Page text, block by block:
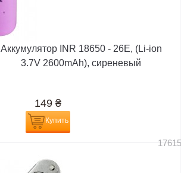
Аккумулятор INR 18650 - 26E, (Li-ion
3.7V 2600mAh), сиреневый
149 ₴
Купить